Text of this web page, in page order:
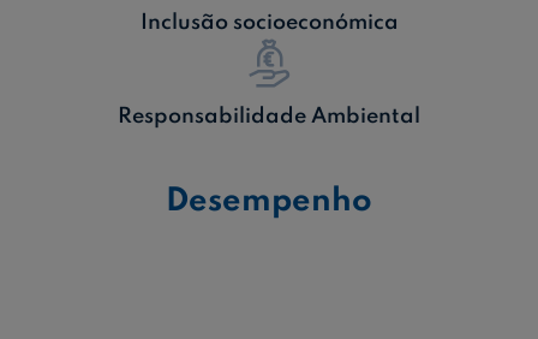
Registo fornecedor confirming
Inclusão socioeconómica
Responsabilidade Ambiental
Desempenho